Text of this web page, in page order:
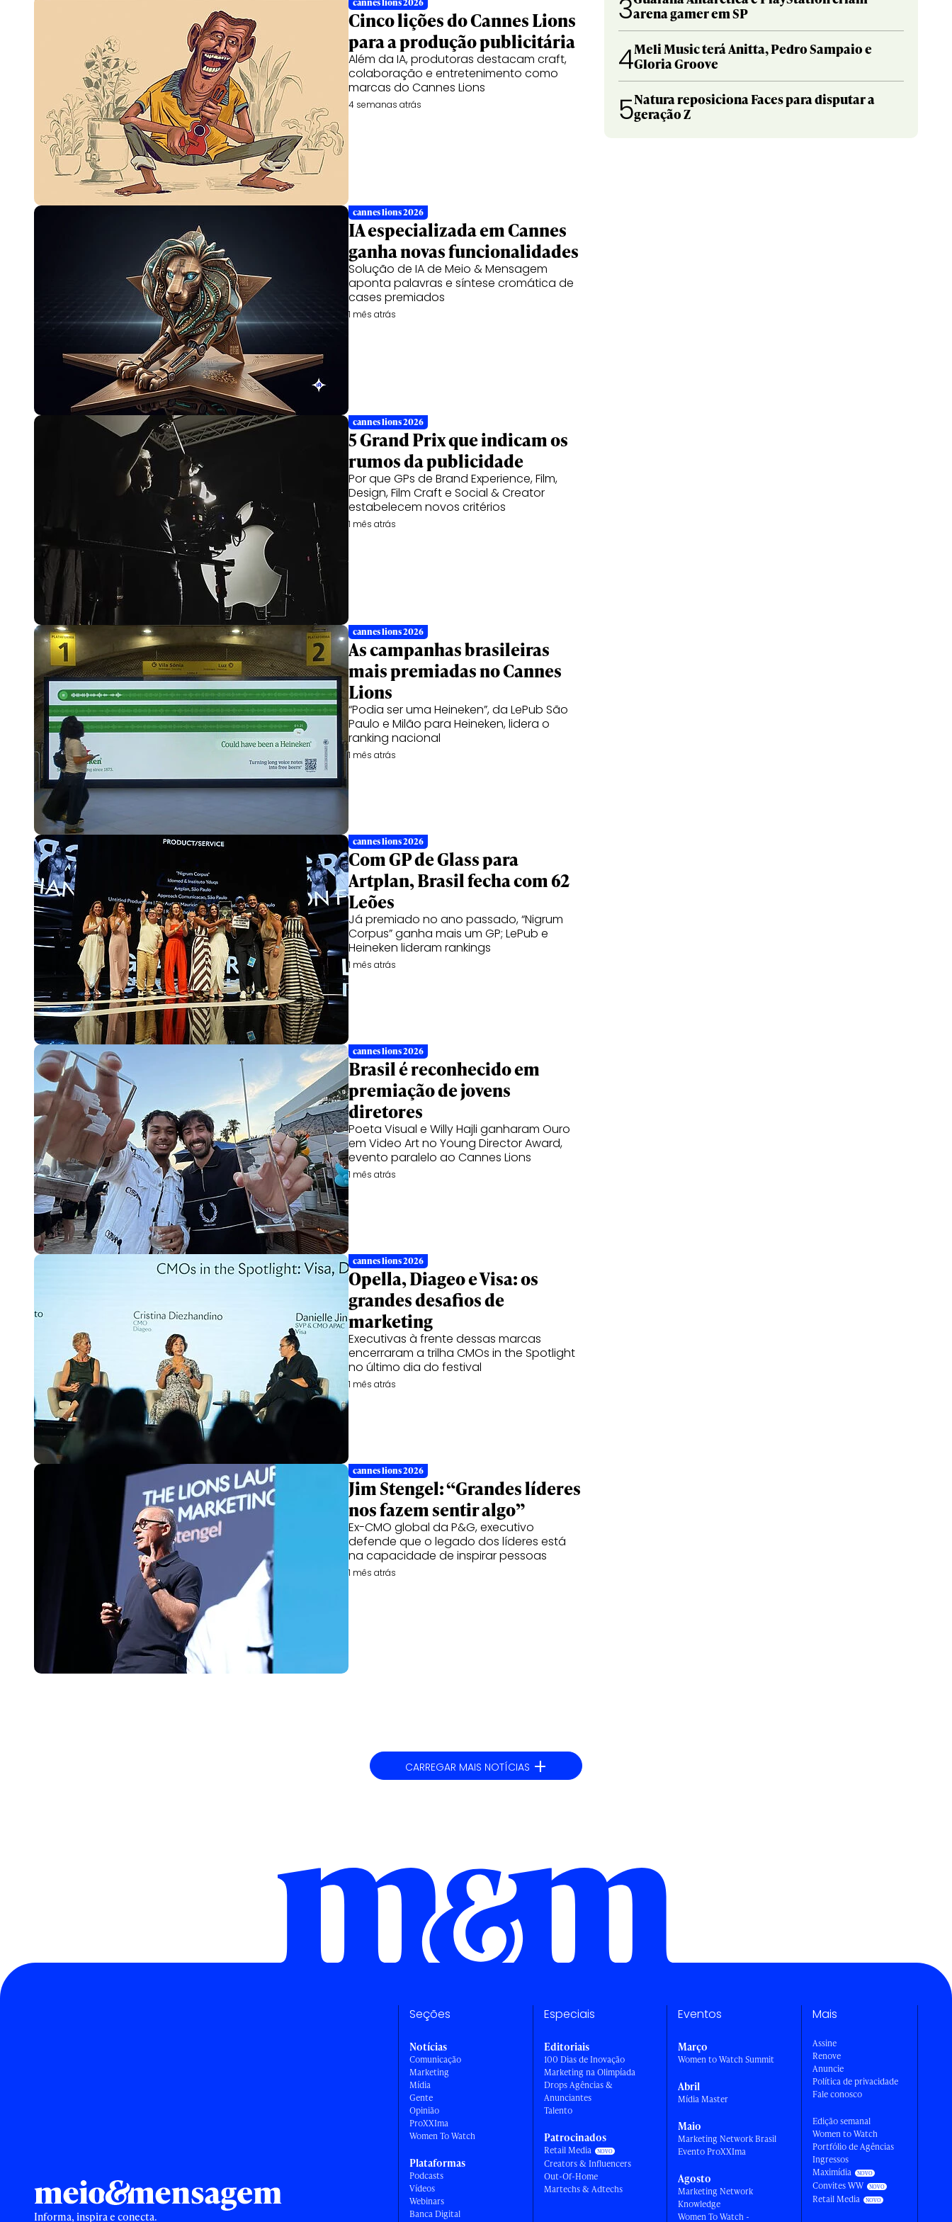
cannes lions 2026
Cinco lições do Cannes Lions
para a produção publicitária
Além da IA, produtoras destacam craft,
colaboração e entretenimento como
marcas do Cannes Lions
4 semanas atrás
cannes lions 2026
IA especializada em Cannes
ganha novas funcionalidades
Solução de IA de Meio & Mensagem
aponta palavras e síntese cromática de
cases premiados
1 mês atrás
cannes lions 2026
5 Grand Prix que indicam os
rumos da publicidade
Por que GPs de Brand Experience, Film,
Design, Film Craft e Social & Creator
estabelecem novos critérios
1 mês atrás
cannes lions 2026
As campanhas brasileiras
mais premiadas no Cannes
Lions
“Podia ser uma Heineken”, da LePub São
Paulo e Milão para Heineken, lidera o
ranking nacional
1 mês atrás
cannes lions 2026
Com GP de Glass para
Artplan, Brasil fecha com 62
Leões
Já premiado no ano passado, “Nigrum
Corpus” ganha mais um GP; LePub e
Heineken lideram rankings
1 mês atrás
cannes lions 2026
Brasil é reconhecido em
premiação de jovens
diretores
Poeta Visual e Willy Hajli ganharam Ouro
em Video Art no Young Director Award,
evento paralelo ao Cannes Lions
1 mês atrás
cannes lions 2026
Opella, Diageo e Visa: os
grandes desafios de
marketing
Executivas à frente dessas marcas
encerraram a trilha CMOs in the Spotlight
no último dia do festival
1 mês atrás
cannes lions 2026
Jim Stengel: “Grandes líderes
nos fazem sentir algo”
Ex-CMO global da P&G, executivo
defende que o legado dos líderes está
na capacidade de inspirar pessoas
1 mês atrás
3arena gamer em SP
4Meli Music terá Anitta, Pedro Sampaio e
Gloria Groove
5Natura reposiciona Faces para disputar a
geração Z
CARREGAR MAIS NOTÍCIAS +
Informa, inspira e conecta.
Seções
Notícias
Comunicação
Marketing
Mídia
Gente
Opinião
ProXXIma
Women To Watch
Plataformas
Podcasts
Vídeos
Webinars
Banca Digital
Especiais
Editoriais
100 Dias de Inovação
Marketing na Olimpíada
Drops Agências &
Anunciantes
Talento
Patrocinados
Retail Media
Creators & Influencers
Out-Of-Home
Martechs & Adtechs
Eventos
Março
Women to Watch Summit
Abril
Mídia Master
Maio
Marketing Network Brasil
Evento ProXXIma
Agosto
Marketing Network
Knowledge
Women To Watch -
Mais
Assine
Renove
Anuncie
Política de privacidade
Fale conosco
Edição semanal
Women to Watch
Portfólio de Agências
Ingressos
Maximídia
Convites WW
Retail Media